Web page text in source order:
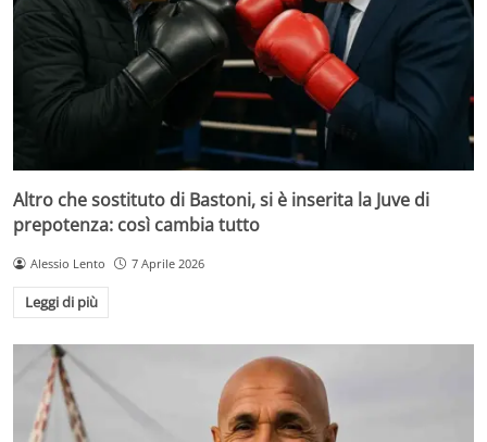
Altro che sostituto di Bastoni, si è inserita la Juve di
prepotenza: così cambia tutto
Alessio Lento 7 Aprile 2026
Leggi di più